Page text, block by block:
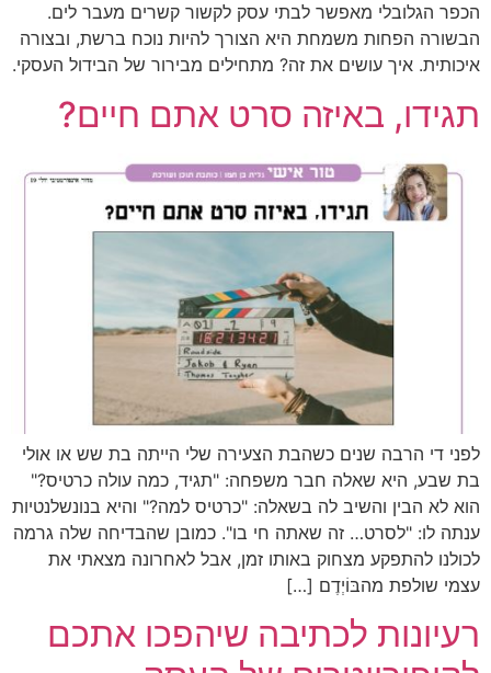
הכפר הגלובלי מאפשר לבתי עסק לקשור קשרים מעבר לים.
הבשורה הפחות משמחת היא הצורך להיות נוכח ברשת, ובצורה
איכותית. איך עושים את זה? מתחילים מבירור של הבידול העסקי.
תגידו, באיזה סרט אתם חיים?
לפני די הרבה שנים כשהבת הצעירה שלי הייתה בת שש או אולי
בת שבע, היא שאלה חבר משפחה: "תגיד, כמה עולה כרטיס?"
הוא לא הבין והשיב לה בשאלה: "כרטיס למה?" והיא בנונשלנטיות
ענתה לו: "לסרט… זה שאתה חי בו". כמובן שהבדיחה שלה גרמה
לכולנו להתפקע מצחוק באותו זמן, אבל לאחרונה מצאתי את
עצמי שולפת מהבּוֹיְדֶם […]
רעיונות לכתיבה שיהפכו אתכם